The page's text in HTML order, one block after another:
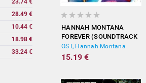
23.74 €
28.49 €
10.44 €
18.98 €
33.24 €
HANNAH MONTANA
FOREVER (SOUNDTRACK
FROM THE TV SERIES)
OST, Hannah Montana
15.19 €